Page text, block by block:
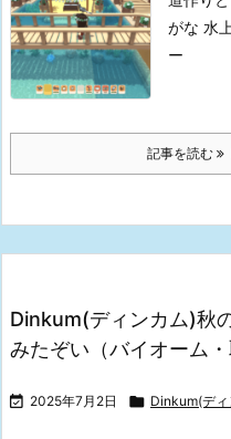
がな 水
ー
記事を読む
Dinkum(ディンカム)秋
みたぞい（バイオーム・
 2025年7月2日  Dinkum(ディ